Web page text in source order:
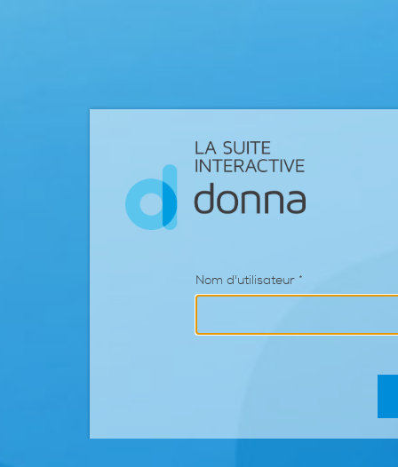
Nom d'utilisateur *